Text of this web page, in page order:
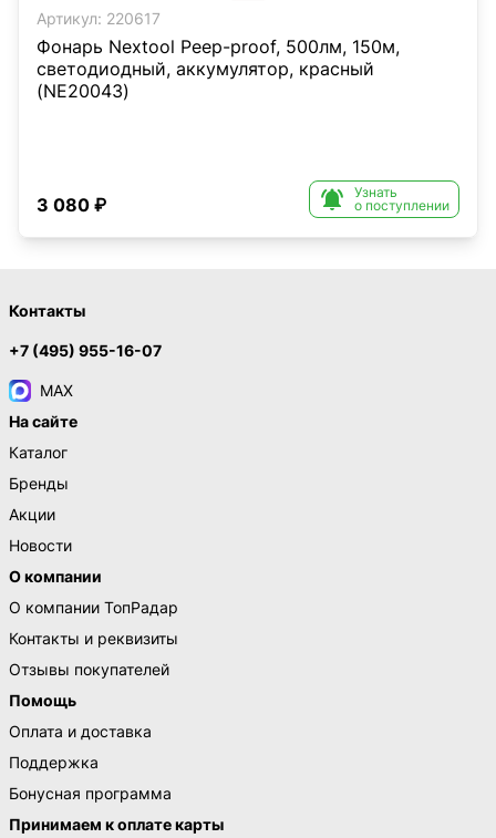
Артикул: 220617
Фонарь Nextool Peep-proof, 500лм, 150м,
светодиодный, аккумулятор, красный
(NE20043)
3 080 ₽ 
Узнать
о поступлении
Контакты
+7 (495) 955-16-07
MAX
На сайте
Каталог
Бренды
Акции
Новости
О компании
О компании ТопРадар
Контакты и реквизиты
Отзывы покупателей
Помощь
Оплата и доставка
Поддержка
Бонусная программа
Принимаем к оплате карты